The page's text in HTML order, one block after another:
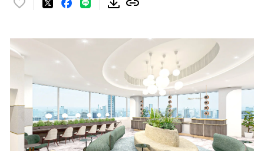
い
数
込
中
で